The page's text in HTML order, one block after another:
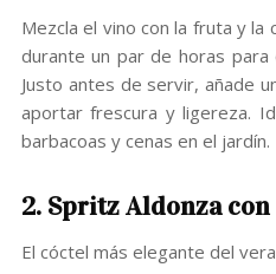
Mezcla el vino con la fruta y la
durante un par de horas
Justo antes de servir, añade
aportar frescura y ligereza.
barbacoas y cenas en el jardín.
2. Spritz Aldonza
El cóctel más elegante del